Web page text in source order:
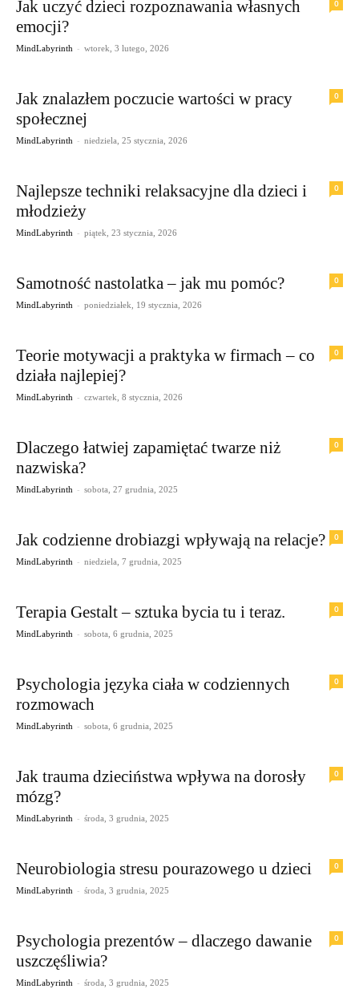
0
Jak uczyć dzieci rozpoznawania własnych
emocji?
MindLabyrinth - wtorek, 3 lutego, 2026
0
Jak znalazłem poczucie wartości w pracy
społecznej
MindLabyrinth - niedziela, 25 stycznia, 2026
0
Najlepsze techniki relaksacyjne dla dzieci i
młodzieży
MindLabyrinth - piątek, 23 stycznia, 2026
0
Samotność nastolatka – jak mu pomóc?
MindLabyrinth - poniedziałek, 19 stycznia, 2026
0
Teorie motywacji a praktyka w firmach – co
działa najlepiej?
MindLabyrinth - czwartek, 8 stycznia, 2026
0
Dlaczego łatwiej zapamiętać twarze niż
nazwiska?
MindLabyrinth - sobota, 27 grudnia, 2025
0
Jak codzienne drobiazgi wpływają na relacje?
MindLabyrinth - niedziela, 7 grudnia, 2025
0
Terapia Gestalt – sztuka bycia tu i teraz.
MindLabyrinth - sobota, 6 grudnia, 2025
0
Psychologia języka ciała w codziennych
rozmowach
MindLabyrinth - sobota, 6 grudnia, 2025
0
Jak trauma dzieciństwa wpływa na dorosły
mózg?
MindLabyrinth - środa, 3 grudnia, 2025
0
Neurobiologia stresu pourazowego u dzieci
MindLabyrinth - środa, 3 grudnia, 2025
0
Psychologia prezentów – dlaczego dawanie
uszczęśliwia?
MindLabyrinth - środa, 3 grudnia, 2025